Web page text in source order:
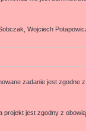
Wojciech
zadanie jest zgodne
projekt jest zgodny z